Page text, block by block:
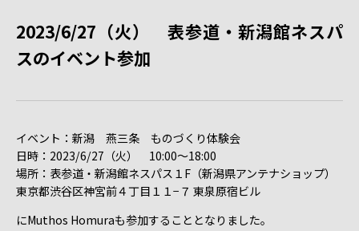
2023/6/27（火） 表参道・新潟館ネスパ
スのイベント参加
イベント：新潟 燕三条 ものづくり体験会
日時：2023/6/27（火） 10:00～18:00
場所：表参道・新潟館ネスパス１F（新潟県アンテナショップ）
東京都渋谷区神宮前４丁目１１−７ 東泉原宿ビル
にMuthos Homuraも参加することとなりました。